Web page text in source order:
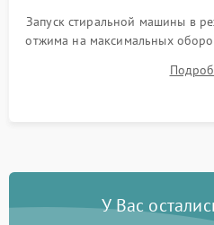
Запуск стиральной машины в
отжима на максимальных
корректности слива,
посторонних стуков и
У Вас